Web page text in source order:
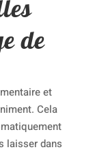
de
et
Cela
laisser dans